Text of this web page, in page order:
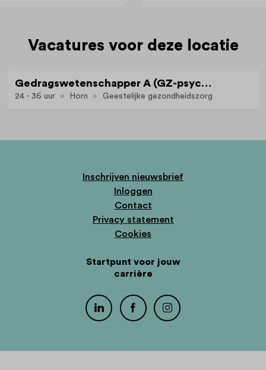
Vacatures voor deze locatie
Gedragswetenschapper A (GZ-psycholoog/ orthopedagoog-generalist) | Pleegzorg | 24-36 uur | Horn en Venlo
24 - 36 uur Horn Geestelijke gezondheidszorg
Inschrijven nieuwsbrief
Inloggen
Contact
Privacy statement
Cookies
Startpunt voor jouw
carrière